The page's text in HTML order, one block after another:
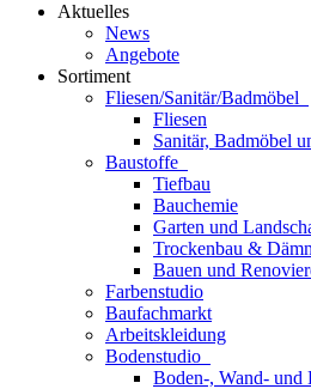
Aktuelles
News
Angebote
Sortiment
Fliesen/Sanitär/Badmöbel
Fliesen
Sanitär, Badmöbel
Baustoffe
Tiefbau
Bauchemie
Garten und
Trockenbau &
Bauen und
Farbenstudio
Baufachmarkt
Arbeitskleidung
Bodenstudio
Boden-, Wand- und